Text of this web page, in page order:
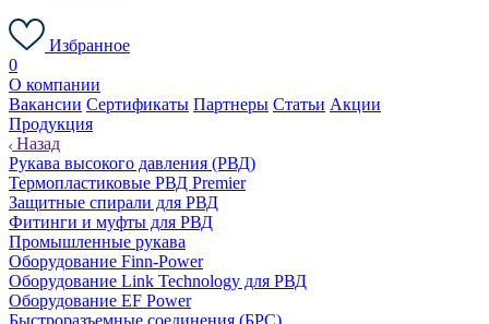
Избранное
0
О компании
Вакансии Сертификаты Партнеры Статьи Акции
Продукция
Назад
Рукава высокого давления (РВД)
Термопластиковые РВД Premier
Защитные спирали для РВД
Фитинги и муфты для РВД
Промышленные рукава
Оборудование Finn-Power
Оборудование Link Technology для РВД
Оборудование EF Power
Быстроразъемные соединения (БРС)